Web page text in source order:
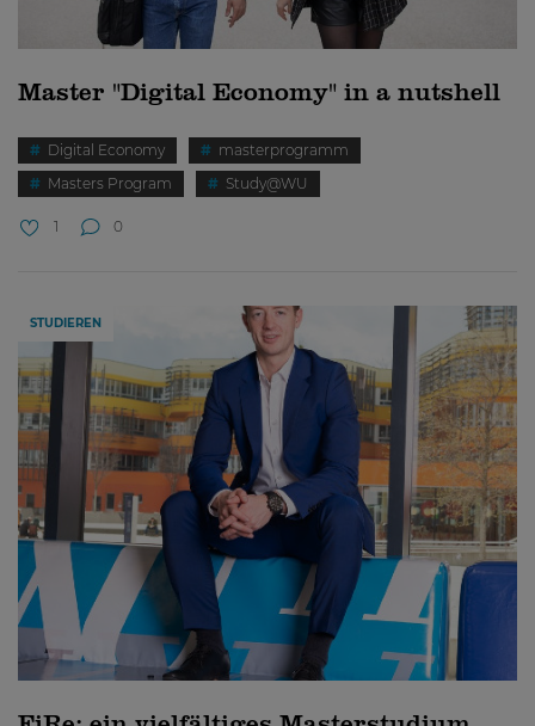
Master "Digital Economy" in a nutshell
Digital Economy
masterprogramm
Masters Program
Study@WU
1 0
STUDIEREN